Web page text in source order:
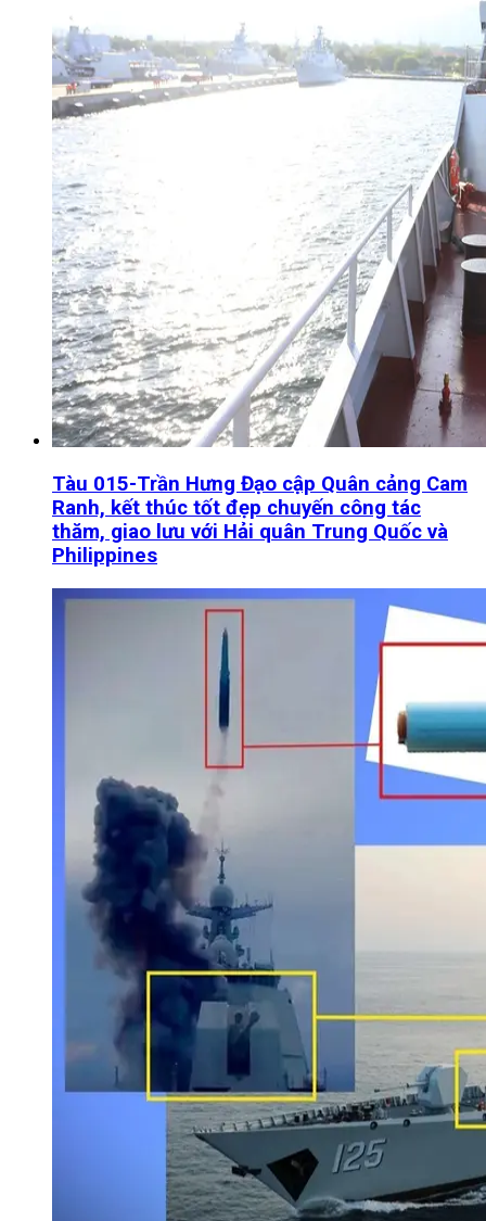
Tàu 015-Trần Hưng Đạo cập Quân cảng Cam
Ranh, kết thúc tốt đẹp chuyến công tác
thăm, giao lưu với Hải quân Trung Quốc và
Philippines